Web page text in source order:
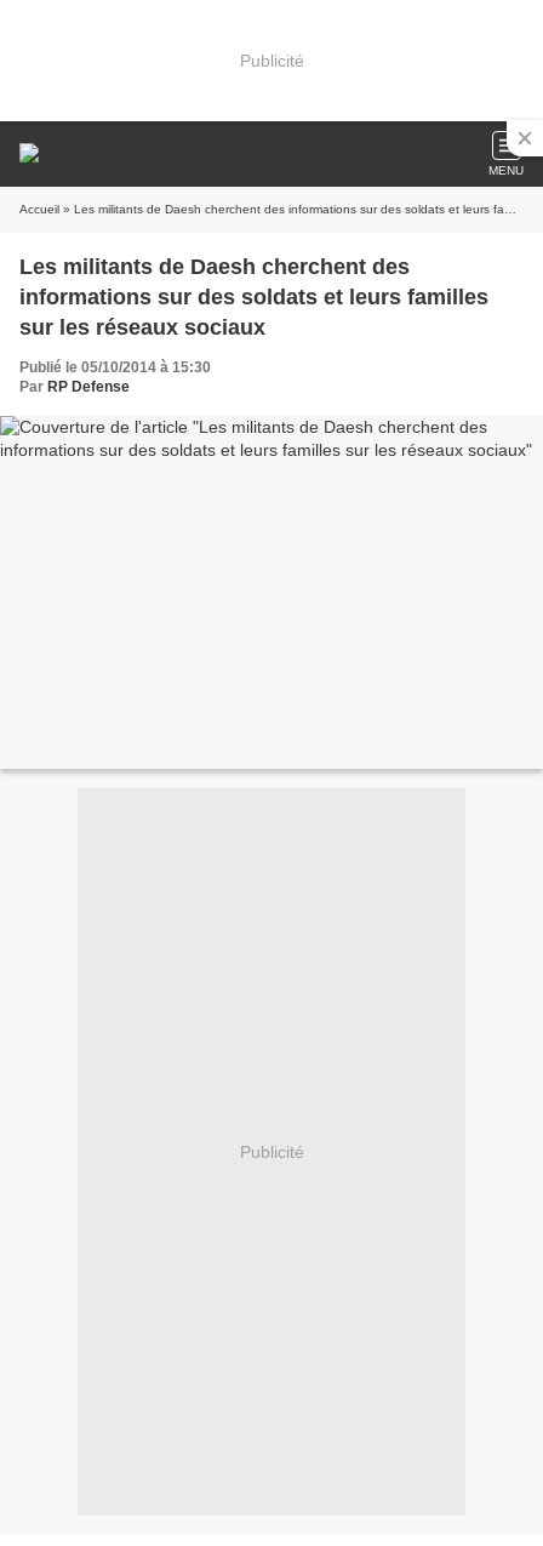
Publicité
MENU
Accueil » Les militants de Daesh cherchent des informations sur des soldats et leurs familles sur les réseaux sociaux
Les militants de Daesh cherchent des
informations sur des soldats et leurs familles
sur les réseaux sociaux
Publié le 05/10/2014 à 15:30
Par RP Defense
Publicité